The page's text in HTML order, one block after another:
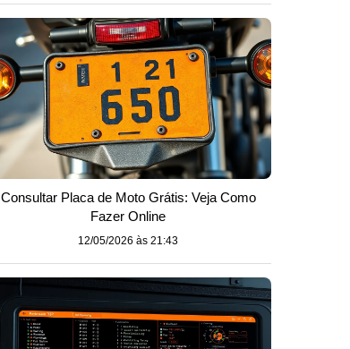
Consultar Placa de Moto Grátis: Veja Como
Fazer Online
12/05/2026 às 21:43